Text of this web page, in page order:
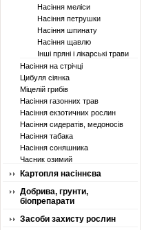
Насіння меліси
Насіння петрушки
Насіння шпинату
Насіння щавлю
Інші пряні і лікарські трави
Насіння на стрічці
Цибуля сіянка
Міцелій грибів
Насіння газонних трав
Насіння екзотичних рослин
Насіння сидератів, медоносів
Насіння табака
Насіння соняшника
Часник озимий
Картопля насіннєва
Добрива, грунти,
біопрепарати
Засоби захисту рослин